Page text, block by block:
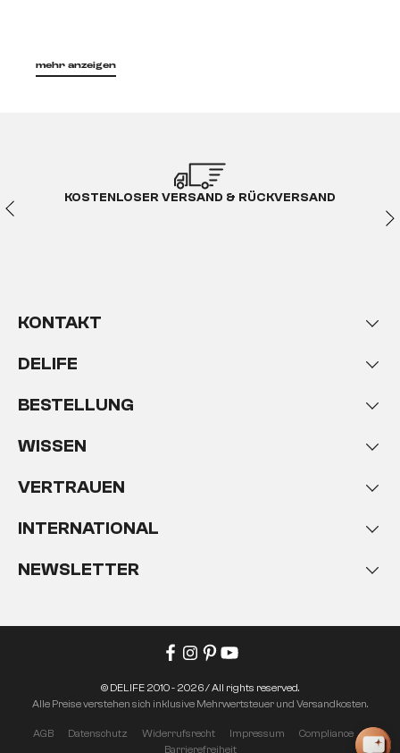
mehr anzeigen
KOSTENLOSER VERSAND & RÜCKVERSAND
KONTAKT
DELIFE
BESTELLUNG
WISSEN
VERTRAUEN
INTERNATIONAL
NEWSLETTER
AGB Datenschutz Widerrufsrecht Impressum
Compliance
Barrierefreiheit
© DELIFE 2010 - 2026 / All rights reserved.
Alle Preise verstehen sich inklusive Mehrwertsteuer und Versandkosten.